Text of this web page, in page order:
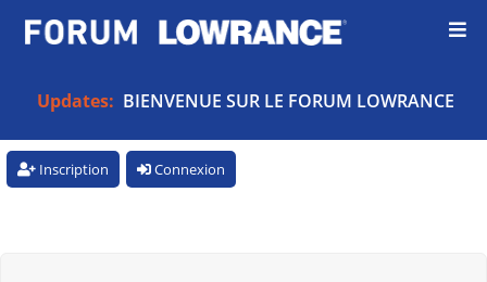
Updates: BIENVENUE SUR LE FORUM LOWRANCE
Inscription Connexion